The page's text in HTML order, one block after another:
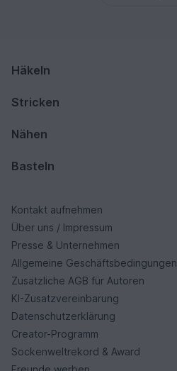
Häkeln
Stricken
Nähen
Basteln
Kontakt aufnehmen
Über uns / Impressum
Presse & Unternehmen
Allgemeine Geschäftsbedingungen
Zusätzliche AGB für Autoren
KI-Zusatzvereinbarung
Datenschutzerklärung
Creator-Programm
Sockenweltrekord & Award